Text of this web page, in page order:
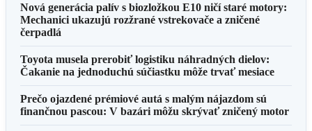
Nová generácia palív s biozložkou E10 ničí staré motory:
Mechanici ukazujú rozžrané vstrekovače a zničené
čerpadlá
Toyota musela prerobiť logistiku náhradných dielov:
Čakanie na jednoduchú súčiastku môže trvať mesiace
Prečo ojazdené prémiové autá s malým nájazdom sú
finančnou pascou: V bazári môžu skrývať zničený motor